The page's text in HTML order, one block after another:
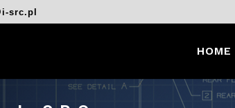
src.pl
HOME